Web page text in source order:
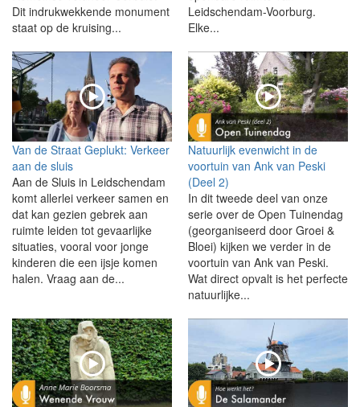
Dit indrukwekkende monument
staat op de kruising...
Leidschendam-Voorburg.
Elke...
Van de Straat Geplukt: Verkeer
aan de sluis
Aan de Sluis in Leidschendam
komt allerlei verkeer samen en
dat kan gezien gebrek aan
ruimte leiden tot gevaarlijke
situaties, vooral voor jonge
kinderen die een ijsje komen
halen. Vraag aan de...
Natuurlijk evenwicht in de
voortuin van Ank van Peski
(Deel 2)
In dit tweede deel van onze
serie over de Open Tuinendag
(georganiseerd door Groei &
Bloei) kijken we verder in de
voortuin van Ank van Peski.
Wat direct opvalt is het perfecte
natuurlijke...